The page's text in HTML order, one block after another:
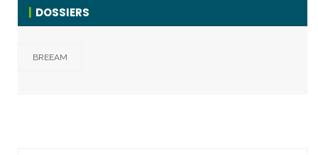
DOSSIERS
BREEAM